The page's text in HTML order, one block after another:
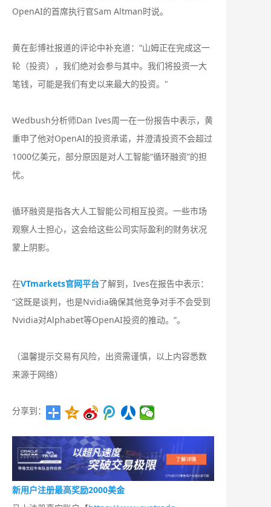
OpenAI的首席执行官Sam Altman时说。
黄在彭博社报道的评论中补充道：“山姆正在完成这一
轮（投资），我们绝对会参与其中。我们将投资‍一大
笔钱，可能是我们有史以来最大的投资。"
Wedbush分析师Dan Ives周一在一份报告中表示，黄
重申了他对OpenAI的投资承诺，并澄清投资不会超过
1000亿美元，部分原因是对人工智能“循环融资”的担
忧。
循环融资是指各大人工智能公司相互投资。一些市场
观察人士担心，这会给这些公司实际盈利的财务状况
蒙上阴影。
在VTmarkets官网平台了解到，Ives在报告中表示：
“这既是谈判，也是Nvidia确保其他竞争对手不会受到
Nvidia对Alphabet等OpenAI投资的推动。”。
（温馨提示交易有风险，出资需谨慎，以上内容悉数
来源于网络）
分享到：
新用户注册最高奖励2000美金